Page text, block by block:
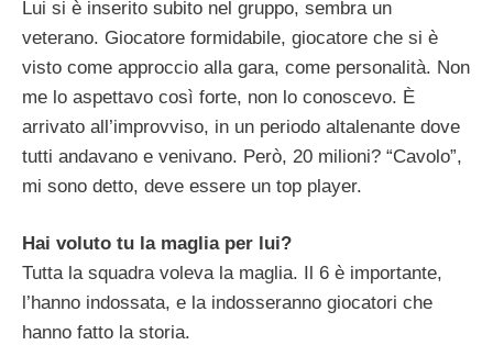
Lui si è inserito subito nel gruppo, sembra un
veterano. Giocatore formidabile, giocatore che si è
visto come approccio alla gara, come personalità. Non
me lo aspettavo così forte, non lo conoscevo. È
arrivato all’improvviso, in un periodo altalenante dove
tutti andavano e venivano. Però, 20 milioni? “Cavolo”,
mi sono detto, deve essere un top player.
Hai voluto tu la maglia per lui?
Tutta la squadra voleva la maglia. Il 6 è importante,
l’hanno indossata, e la indosseranno giocatori che
hanno fatto la storia.